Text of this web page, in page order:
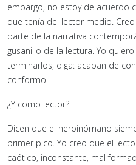
embargo, no estoy de acuerdo
que tenía del lector medio.
parte de la narrativa
gusanillo de la lectura. Yo
terminarlos, diga: acaban de
conformo.
¿Y como lector?
Dicen que el heroinómano
primer pico. Yo creo que el
caótico, inconstante, mal